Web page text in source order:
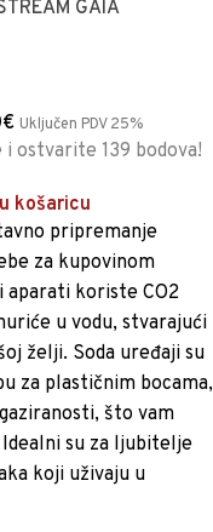
GAIA
€ Uključen PDV 25%
ostvarite 139 bodova!
košaricu
pripremanje
za kupovinom
aparati koriste CO2
u vodu, stvarajući
želji. Soda uređaji su
za plastičnim bocama,
što vam
su za ljubitelje
koji uživaju u